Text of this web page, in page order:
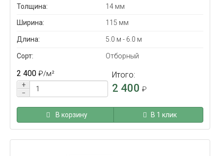
Толщина: 14 мм
Ширина: 115 мм
Длина: 5.0 м - 6.0 м
Сорт: Отборный
2 400 ₽/м²
+
−
Итого:
2 400 ₽
В корзину В 1 клик